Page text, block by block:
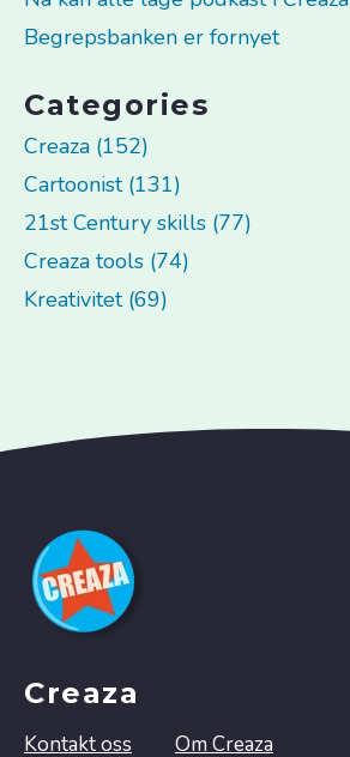
Begrepsbanken er fornyet
Categories
Creaza (152)
Cartoonist (131)
21st Century skills (77)
Creaza tools (74)
Kreativitet (69)
Creaza
Kontakt oss Om Creaza